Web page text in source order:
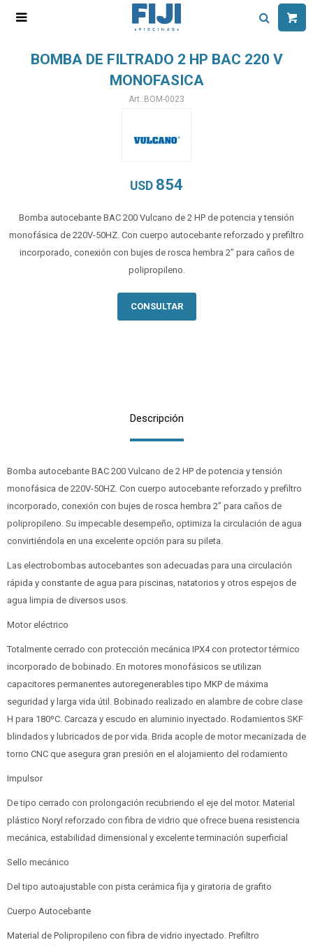

BOMBA DE FILTRADO 2 HP BAC 220 V
MONOFASICA
BOM-0023
USD 854
Bomba autocebante BAC 200 Vulcano de 2 HP de potencia y tensión
monofásica de 220V-50HZ. Con cuerpo autocebante reforzado y prefiltro
incorporado, conexión con bujes de rosca hembra 2” para caños de
polipropileno.
CONSULTAR
Descripción
Bomba autocebante BAC 200 Vulcano de 2 HP de potencia y tensión
monofásica de 220V-50HZ. Con cuerpo autocebante reforzado y prefiltro
incorporado, conexión con bujes de rosca hembra 2” para caños de
polipropileno. Su impecable desempeño, optimiza la circulación de agua
convirtiéndola en una excelente opción para su pileta.
Las electrobombas autocebantes son adecuadas para una circulación
rápida y constante de agua para piscinas, natatorios y otros espejos de
agua limpia de diversos usos.
Motor eléctrico
Totalmente cerrado con protección mecánica IPX4 con protector térmico
incorporado de bobinado. En motores monofásicos se utilizan
capacitores permanentes autoregenerables tipo MKP de máxima
seguridad y larga vida útil. Bobinado realizado en alambre de cobre clase
H para 180ºC. Carcaza y escudo en aluminio inyectado. Rodamientos SKF
blindados y lubricados de por vida. Brida acople de motor mecanizada de
torno CNC que asegura gran presión en el alojamiento del rodamiento
Impulsor
De tipo cerrado con prolongación recubriendo el eje del motor. Material
plástico Noryl reforzado con fibra de vidrio que ofrece buena resistencia
mecánica, estabilidad dimensional y excelente terminación superficial
Sello mecánico
Del tipo autoajustable con pista cerámica fija y giratoria de grafito
Cuerpo Autocebante
Material de Polipropileno con fibra de vidrio inyectado. Prefiltro